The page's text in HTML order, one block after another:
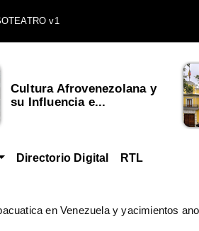
v1
Cultura Afrovenezolana y
su Influencia e...
Directorio Digital RTL
en Venezuela y yacimientos